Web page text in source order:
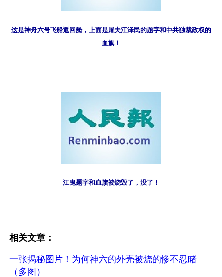
这是神舟六号飞船返回舱，上面是屠夫江泽民的题字和中共独裁政权的
血旗！
江鬼题字和血旗被烧毁了，没了！
相关文章：
一张揭秘图片！为何神六的外壳被烧的惨不忍睹
（多图）